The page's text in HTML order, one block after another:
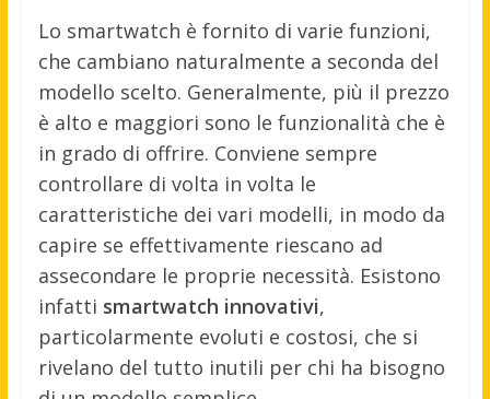
Lo smartwatch è fornito di varie funzioni,
che cambiano naturalmente a seconda del
modello scelto. Generalmente, più il prezzo
è alto e maggiori sono le funzionalità che è
in grado di offrire. Conviene sempre
controllare di volta in volta le
caratteristiche dei vari modelli, in modo da
capire se effettivamente riescano ad
assecondare le proprie necessità. Esistono
infatti smartwatch innovativi,
particolarmente evoluti e costosi, che si
rivelano del tutto inutili per chi ha bisogno